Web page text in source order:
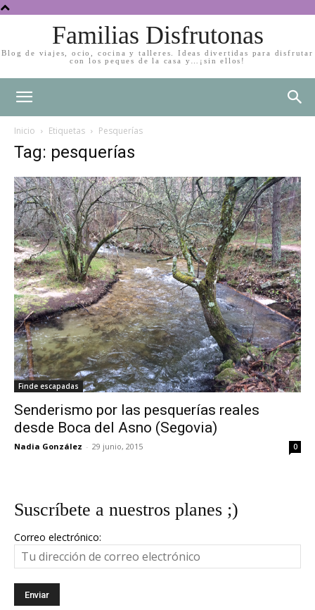
Familias Disfrutonas
Blog de viajes, ocio, cocina y talleres. Ideas divertidas para disfrutar
con los peques de la casa y…¡sin ellos!
Inicio Etiquetas Pesquerías
Tag: pesquerías
Finde escapadas
Senderismo por las pesquerías reales
desde Boca del Asno (Segovia)
Nadia González - 29 junio, 2015 0
Suscríbete a nuestros planes ;)
Correo electrónico: